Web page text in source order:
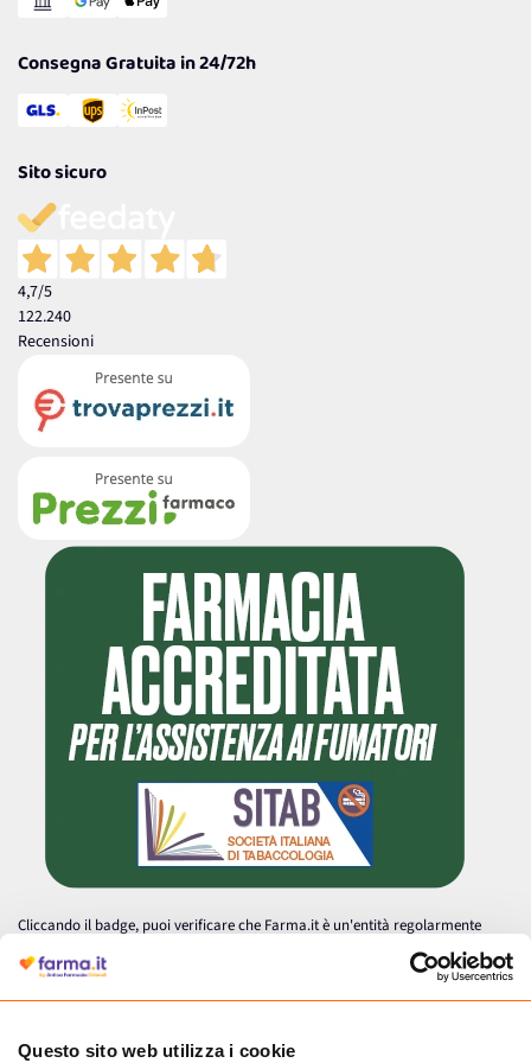
Questo sito web utilizza i cookie
Consegna Gratuita in 24/72h
Sito sicuro
4,7/5
122.240
Recensioni
Cliccando il badge, puoi verificare che Farma.it è un'entità regolarmente
autorizzata dal Ministero della Salute a effettuare la vendita online di
medicinali.